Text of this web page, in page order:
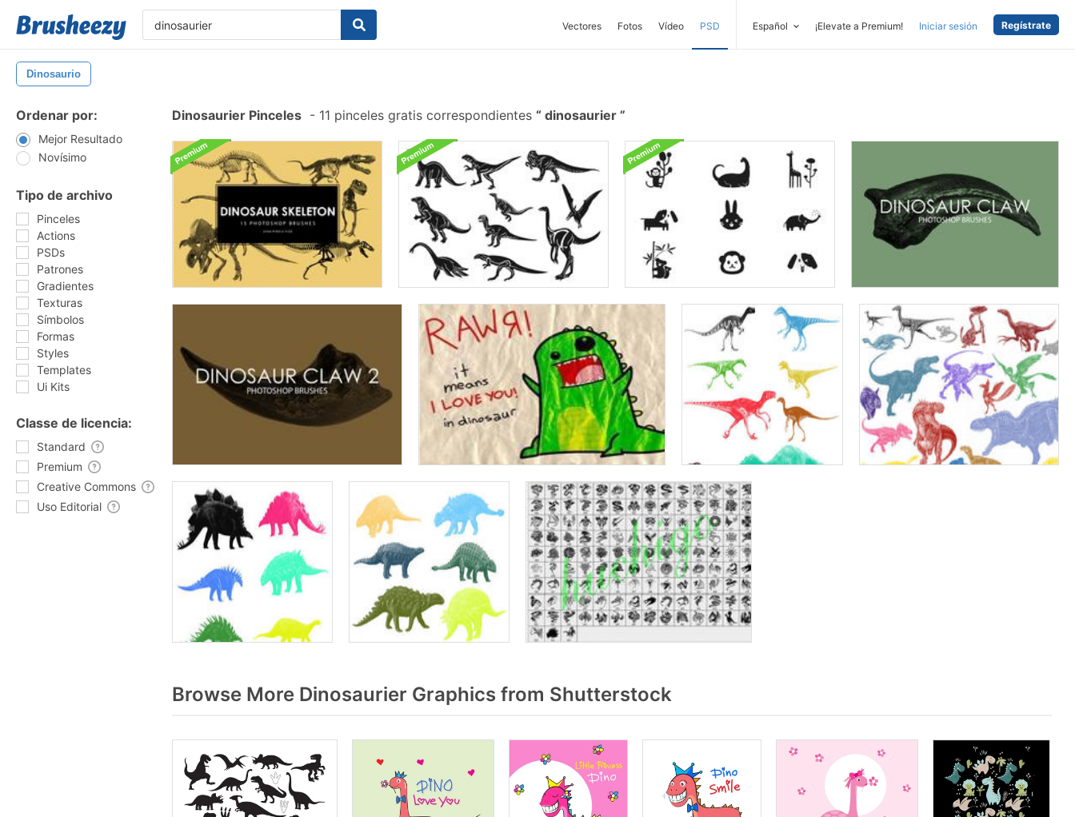
Vectores Fotos Vídeo PSD Español ¡Elevate a Premium! Iniciar sesión Regístrate
Dinosaurio
Ordenar por:
Mejor Resultado
Novísimo
Tipo de archivo
Pinceles
Actions
PSDs
Patrones
Gradientes
Texturas
Símbolos
Formas
Styles
Templates
Ui Kits
Classe de licencia:
Standard
Premium
Creative Commons
Uso Editorial
Dinosaurier Pinceles - 11 pinceles gratis correspondientes dinosaurier
Browse More Dinosaurier Graphics from Shutterstock